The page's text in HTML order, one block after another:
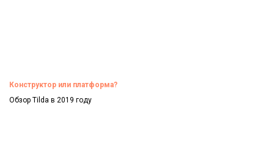
Конструктор или платформа?
Обзор Tilda в 2019 году